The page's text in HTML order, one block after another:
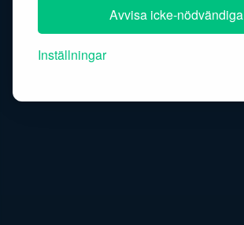
Avvisa icke-nödvändiga
Inställningar
Speech-to-text